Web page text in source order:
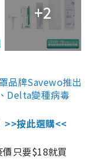
+2
品牌Savewo推出
Delta變種病毒
>>按此選購<<
只要$18就買